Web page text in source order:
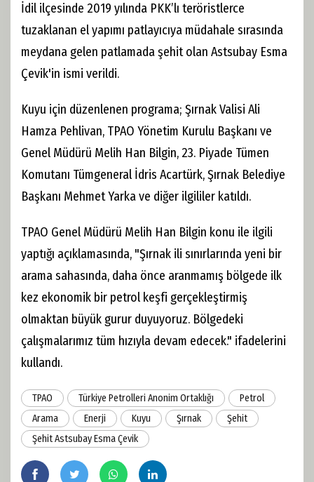
İdil ilçesinde 2019 yılında PKK’lı teröristlerce
tuzaklanan el yapımı patlayıcıya müdahale sırasında
meydana gelen patlamada şehit olan Astsubay Esma
Çevik'in ismi verildi.
Kuyu için düzenlenen programa; Şırnak Valisi Ali
Hamza Pehlivan, TPAO Yönetim Kurulu Başkanı ve
Genel Müdürü Melih Han Bilgin, 23. Piyade Tümen
Komutanı Tümgeneral İdris Acartürk, Şırnak Belediye
Başkanı Mehmet Yarka ve diğer ilgililer katıldı.
TPAO Genel Müdürü Melih Han Bilgin konu ile ilgili
yaptığı açıklamasında, "Şırnak ili sınırlarında yeni bir
arama sahasında, daha önce aranmamış bölgede ilk
kez ekonomik bir petrol keşfi gerçekleştirmiş
olmaktan büyük gurur duyuyoruz. Bölgedeki
çalışmalarımız tüm hızıyla devam edecek." ifadelerini
kullandı.
TPAO Türkiye Petrolleri Anonim Ortaklığı
Petrol
Arama
Enerji Kuyu Şırnak
Şehit
Şehit Astsubay Esma Çevik